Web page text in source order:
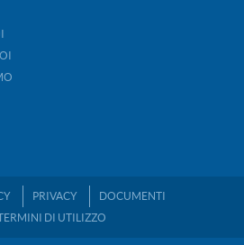
PRIVACY
DOCUMENTI
DI UTILIZZO